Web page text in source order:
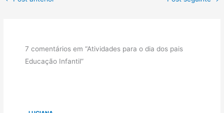
7 comentários em “Atividades para o dia dos pais
Educação Infantil”